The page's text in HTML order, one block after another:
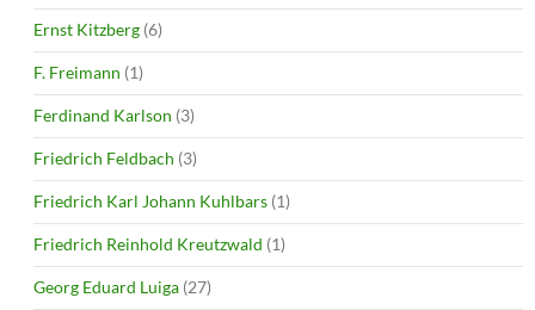
Ernst Kitzberg (6)
F. Freimann (1)
Ferdinand Karlson (3)
Friedrich Feldbach (3)
Friedrich Karl Johann Kuhlbars (1)
Friedrich Reinhold Kreutzwald (1)
Georg Eduard Luiga (27)